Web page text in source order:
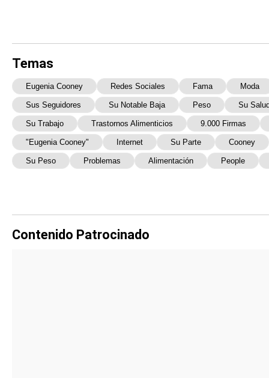
Temas
Eugenia Cooney Redes Sociales Fama Moda
Sus Seguidores Su Notable Baja Peso Su
Su Trabajo Trastornos Alimenticios 9.000 Firmas
"Eugenia Cooney" Internet Su Parte Cooney
Su Peso Problemas Alimentación People
Contenido Patrocinado